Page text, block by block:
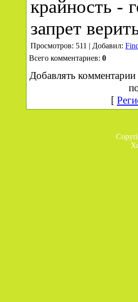
крайность -
запрет
Просмотров: 511 | Добавил:
Всего комментариев: 0
Добавлять комментарии
[